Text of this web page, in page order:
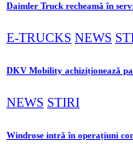
Daimler Truck recheamă în
E-TRUCKS NEWS
DKV Mobility achiziționează
NEWS STIRI
Windrose intră în operațiuni